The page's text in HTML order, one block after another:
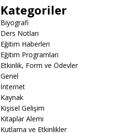
Kategoriler
Biyografi
Ders Notları
Eğitim Haberleri
Eğitim Programları
Etkinlik, Form ve Ödevler
Genel
İnternet
Kaynak
Kişisel Gelişim
Kitaplar Alemi
Kutlama ve Etkinlikler